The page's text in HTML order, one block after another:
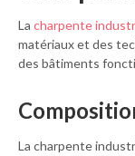
La charpente
matériaux et des
des bâtiments
La charpente